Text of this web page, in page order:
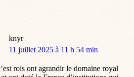
knyr
dit
11 juillet 2025 à 11 h 54 min
rois ont agrandir le domaine royal